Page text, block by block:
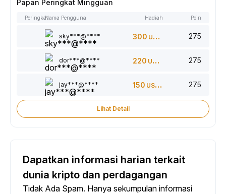
Papan Peringkat Mingguan
PeringkatNama Pengguna Hadiah Poin
sky***@**** 300 USDT 275
dor***@**** 220 USDT 275
jay***@**** 150 USDT 275
Lihat Detail
Dapatkan informasi harian terkait
dunia kripto dan perdagangan
Tidak Ada Spam. Hanya sekumpulan informasi